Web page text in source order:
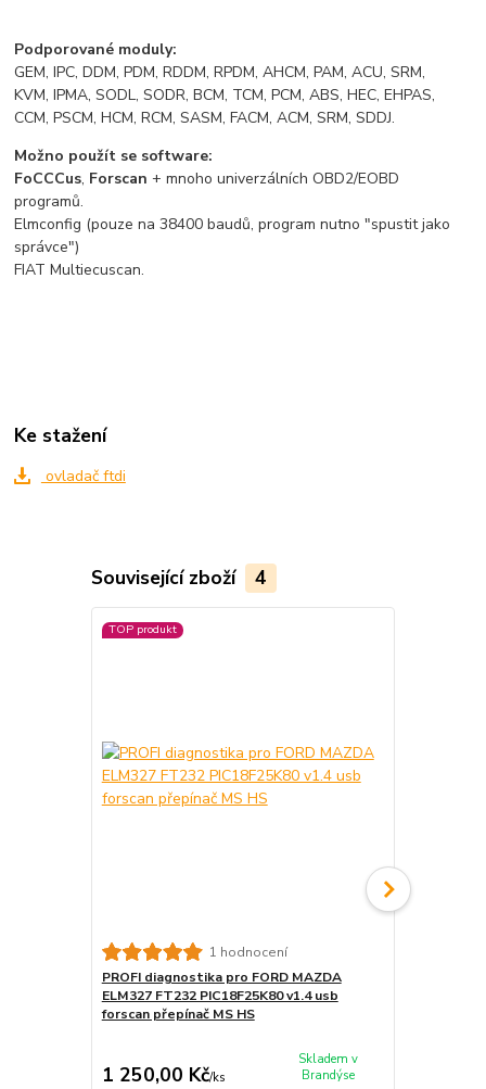
Podporované moduly:
GEM, IPC, DDM, PDM, RDDM, RPDM, AHCM, PAM, ACU, SRM,
KVM, IPMA, SODL, SODR, BCM, TCM, PCM, ABS, HEC, EHPAS,
CCM, PSCM, HCM, RCM, SASM, FACM, ACM, SRM, SDDJ.
Možno použít se software:
FoCCCus, Forscan + mnoho univerzálních OBD2/EOBD
programů.
Elmconfig (pouze na 38400 baudů, program nutno "spustit jako
správce")
FIAT Multiecuscan.
Ke stažení
ovladač ftdi
Související zboží 4
TOP produkt
1 hodnocení
PROFI diagnostika pro FORD MAZDA
ELM327 FT232 PIC18F25K80 v1.4 usb
forscan přepínač MS HS
1 250,00 Kč/ks
Skladem v
Brandýse